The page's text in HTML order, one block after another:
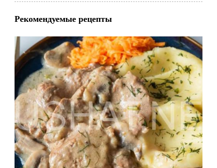
Рекомендуемые рецепты